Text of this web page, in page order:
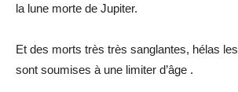
la lune morte de Jupiter.
Et des morts très très sanglantes, hélas
sont soumises à une limiter d’âge .